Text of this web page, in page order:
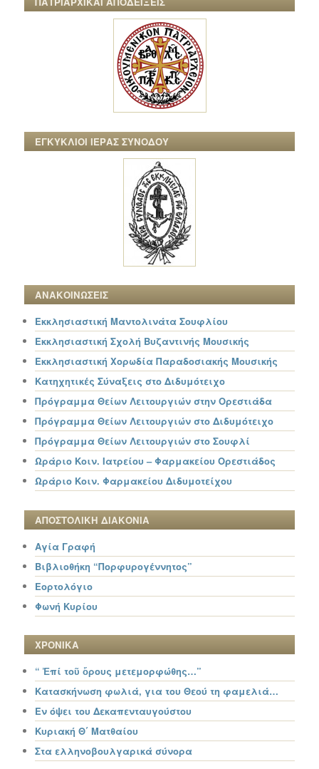
ΕΓΚΥΚΛΙΟΙ ΙΕΡΑΣ ΣΥΝΟΔΟΥ
ΑΝΑΚΟΙΝΩΣΕΙΣ
Εκκλησιαστική Μαντολινάτα Σουφλίου
Εκκλησιαστική Σχολή Βυζαντινής Μουσικής
Εκκλησιαστική Χορωδία Παραδοσιακής Μουσικής
Κατηχητικές Σύναξεις στο Διδυμότειχο
Πρόγραμμα Θείων Λειτουργιών στην Ορεστιάδα
Πρόγραμμα Θείων Λειτουργιών στο Διδυμότειχο
Πρόγραμμα Θείων Λειτουργιών στο Σουφλί
Ωράριο Κοιν. Ιατρείου – Φαρμακείου Ορεστιάδος
Ωράριο Κοιν. Φαρμακείου Διδυμοτείχου
ΑΠΟΣΤΟΛΙΚΗ ΔΙΑΚΟΝΙΑ
Αγία Γραφή
Βιβλιοθήκη “Πορφυρογέννητος”
Εορτολόγιο
Φωνή Κυρίου
ΧΡΟΝΙΚΑ
“ Ἐπί τοῦ ὄρους μετεμορφώθης…”
Κατασκήνωση φωλιά, για του Θεού τη φαμελιά…
Εν όψει του Δεκαπενταυγούστου
Κυριακή Θ΄ Ματθαίου
Στα ελληνοβουλγαρικά σύνορα